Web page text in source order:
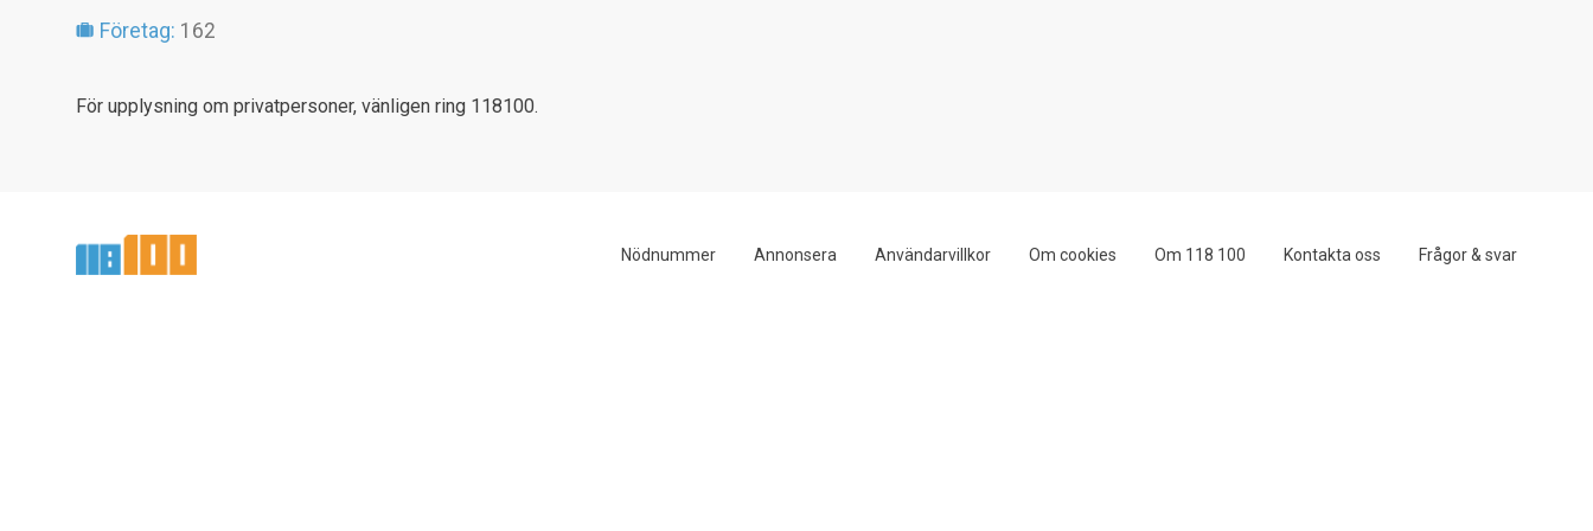
Företag: 162
För upplysning om privatpersoner, vänligen ring 118100.
Nödnummer Annonsera Användarvillkor Om cookies Om 118 100 Kontakta oss Frågor & svar